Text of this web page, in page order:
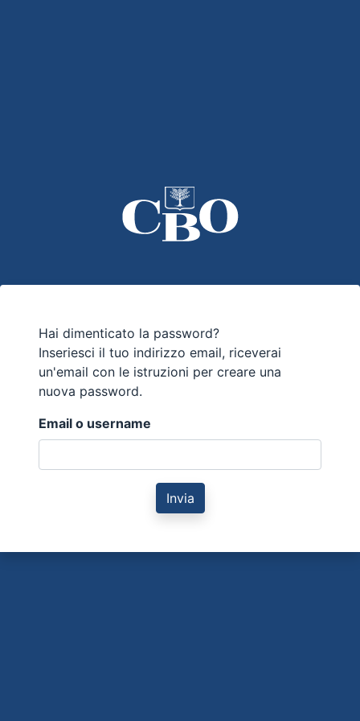
Hai dimenticato la password?
Inseriesci il tuo indirizzo email, riceverai
un'email con le istruzioni per creare una
nuova password.
Email o username
Invia